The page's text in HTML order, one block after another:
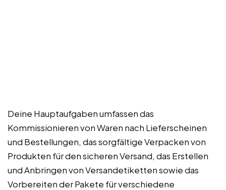
Deine Hauptaufgaben umfassen das
Kommissionieren von Waren nach Lieferscheinen
und Bestellungen, das sorgfältige Verpacken von
Produkten für den sicheren Versand, das Erstellen
und Anbringen von Versandetiketten sowie das
Vorbereiten der Pakete für verschiedene